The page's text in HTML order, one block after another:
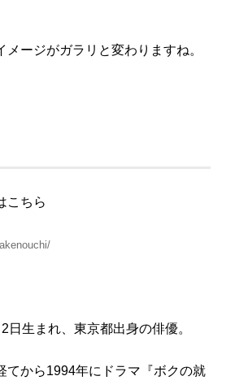
メージがガラリと変わりますね。
こちら
日生まれ、東京都出身の俳優。
てから1994年にドラマ『ボクの就